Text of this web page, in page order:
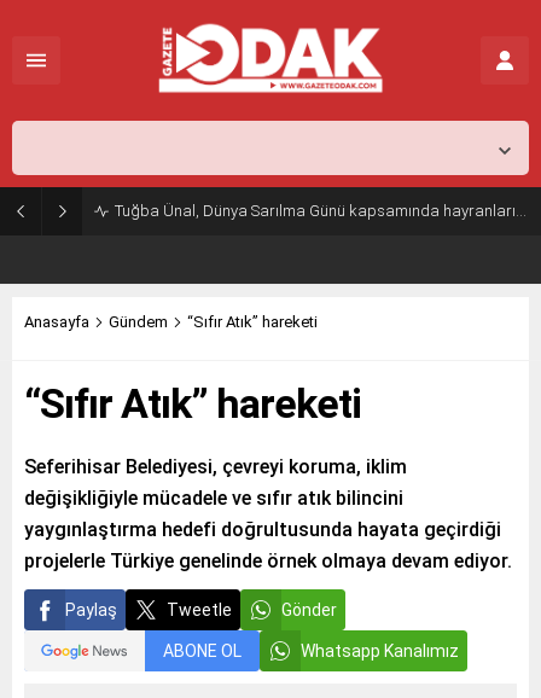
Tuğba Ünal, Dünya Sarılma Günü kapsamında hayranlarıyla buluştu
Anasayfa Gündem “Sıfır Atık” hareketi
“Sıfır Atık” hareketi
Seferihisar Belediyesi, çevreyi koruma, iklim
değişikliğiyle mücadele ve sıfır atık bilincini
yaygınlaştırma hedefi doğrultusunda hayata geçirdiği
projelerle Türkiye genelinde örnek olmaya devam ediyor.
Paylaş Tweetle Gönder
ABONE OL Whatsapp Kanalımız